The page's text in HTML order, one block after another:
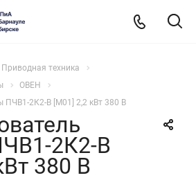
Приводная техника
ОВЕН
ПЧВ1-2К2-В [М01] 2,2 кВт 380 В
2К2-В
380 В